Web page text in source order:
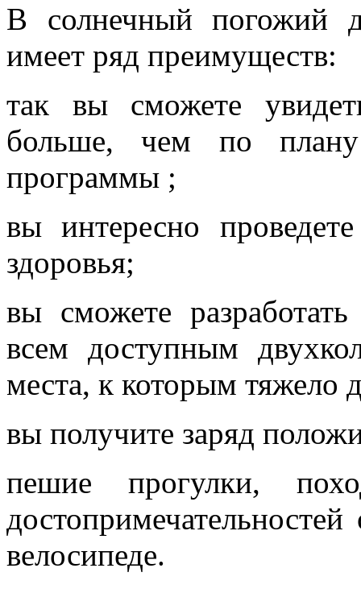
В солнечный погожий
имеет ряд преимуществ:
так вы сможете
больше, чем по плану
программы ;
вы интересно
здоровья;
вы сможете
всем доступным
места, к которым тяжело
вы получите заряд
пешие прогулки,
велосипеде.